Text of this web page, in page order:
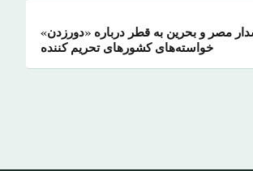
مصر و بحرین به قطر درباره «دورزدن»
خواسته‌های کشورهای تحریم کننده